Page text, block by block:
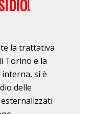
la trattativa
Torino e la
si è
delle